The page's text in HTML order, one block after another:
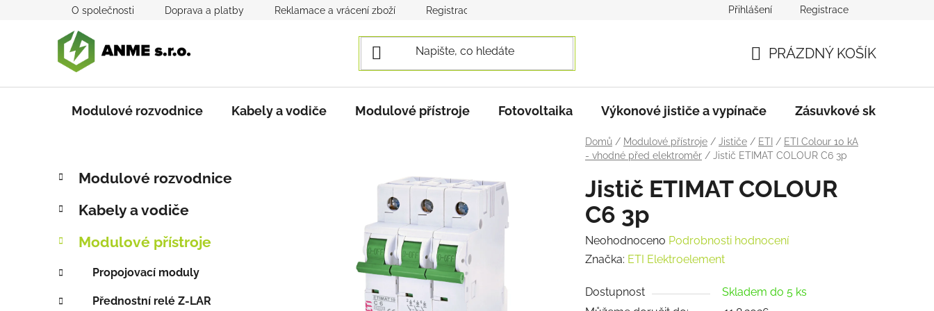
O společnosti Doprava a platby Reklamace a vrácení zboží Registrace a přihlášení Podmínky ochrany osobních údajů
Přihlášení Registrace
KOŠÍK
PRÁZDNÝ KOŠÍK
Modulové rozvodnice Kabely a vodiče Modulové přístroje Fotovoltaika Výkonové jističe a vypínače Zásuvkové skříně
Domů / Modulové přístroje / Jističe / ETI / ETI Colour 10 kA
- vhodné před elektroměr / Jistič ETIMAT COLOUR C6 3p
P
s
r
n
n
kategorie
a
e
o
i
Modulové rozvodnice
Kabely a vodiče
Modulové přístroje
Propojovací moduly
Přednostní relé Z-LAR
Jistič ETIMAT COLOUR
C6 3p
Průměrné
hodnocení
je
Neohodnoceno Podrobnosti hodnocení
Značka: ETI Elektroelement
Dostupnost
Skladem do 5 ks